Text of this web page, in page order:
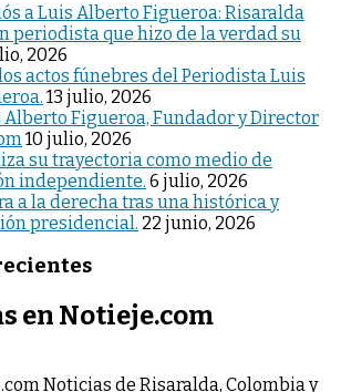
a Luis Alberto Figueroa: Risaralda
periodista que hizo de la verdad su
2026
actos fúnebres del Periodista Luis
13 julio, 2026
Alberto Figueroa, Fundador y Director
10 julio, 2026
su trayectoria como medio de
independiente. 6 julio, 2026
a la derecha tras una histórica y
presidencial. 22 junio, 2026
en Notieje.com
Noticias de Risaralda, Colombia y